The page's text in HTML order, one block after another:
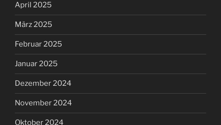
April 2025
März 2025
Februar 2025
Januar 2025
Dezember 2024
November 2024
Oktober 2024